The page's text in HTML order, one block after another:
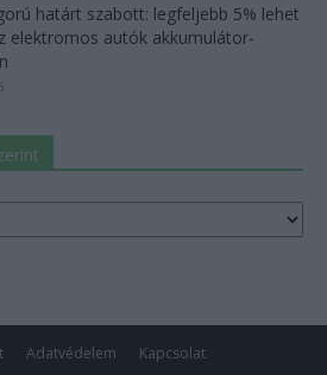
határt szabott: legfeljebb 5% lehet
elektromos autók akkumulátor-
Adatvédelem Kapcsolat